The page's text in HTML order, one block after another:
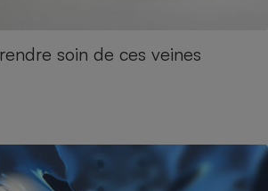
soin de ces veines